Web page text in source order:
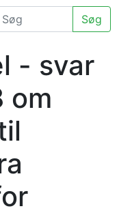
Søg
- svar
om